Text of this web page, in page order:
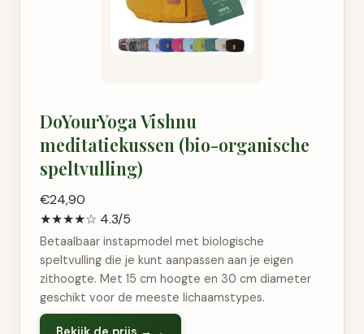
DoYourYoga Vishnu
meditatiekussen (bio-organische
speltvulling)
€24,90
★★★★☆ 4.3/5
Betaalbaar instapmodel met biologische
speltvulling die je kunt aanpassen aan je eigen
zithoogte. Met 15 cm hoogte en 30 cm diameter
geschikt voor de meeste lichaamstypes.